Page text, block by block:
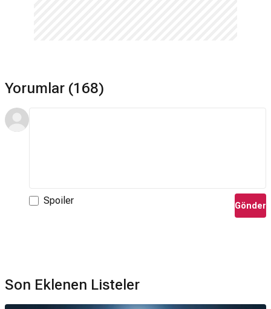
Yorumlar (168)
Spoiler Gönder
Son Eklenen Listeler